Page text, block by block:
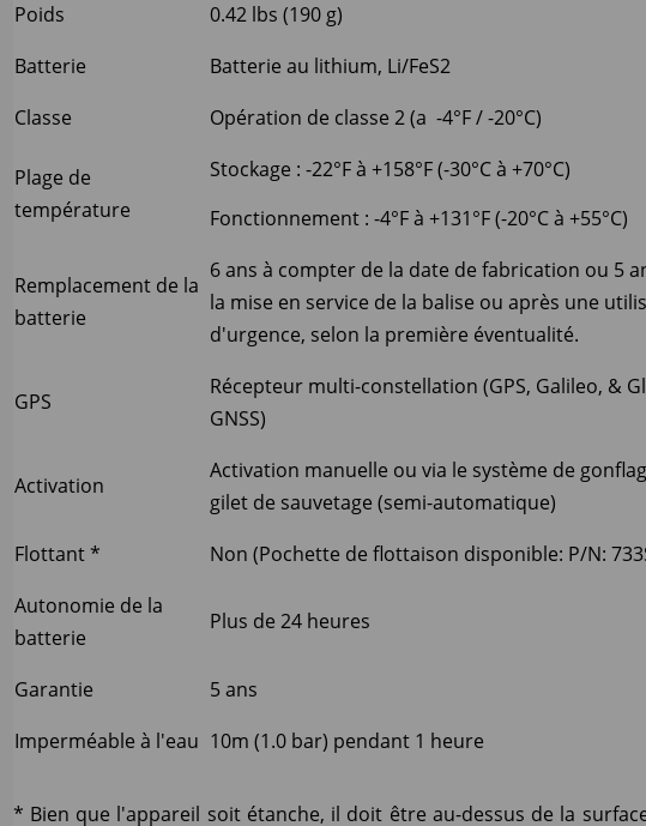
Poids
0.42 lbs (190 g)
Batterie
Batterie au lithium, Li/FeS2
Classe
Opération de classe 2 (a -4°F / -20°C)
Plage de
température
Stockage : -22°F à +158°F (-30°C à +70°C)
Fonctionnement : -4°F à +131°F (-20°C à +55°C)
Remplacement de la
batterie
6 ans à compter de la date de fabrication ou 5
la mise en service de la balise ou après une
d'urgence, selon la première éventualité.
GPS
Récepteur multi-constellation (GPS, Galileo, &
GNSS)
Activation
Activation manuelle ou via le système de
gilet de sauvetage (semi-automatique)
Flottant *
Non (Pochette de flottaison disponible: P/N:
Autonomie de la
batterie
Plus de 24 heures
Garantie
5 ans
Imperméable à l'eau 10m (1.0 bar) pendant 1 heure
* Bien que l'appareil soit étanche, il doit être au-dessus de la